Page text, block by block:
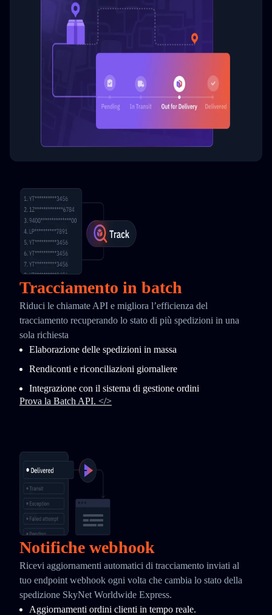
Tracciamento in batch
Riduci le chiamate API e migliora l’efficienza del
tracciamento recuperando lo stato di più spedizioni in una
sola richiesta
Elaborazione delle spedizioni in massa
Rendiconti e riconciliazioni giornaliere
Integrazione con il sistema di gestione ordini
Prova la Batch API. </>
Notifiche webhook
Ricevi aggiornamenti automatici di tracciamento inviati al
tuo endpoint webhook ogni volta che cambia lo stato della
spedizione SkyNet Worldwide Express.
Aggiornamenti ordini clienti in tempo reale.